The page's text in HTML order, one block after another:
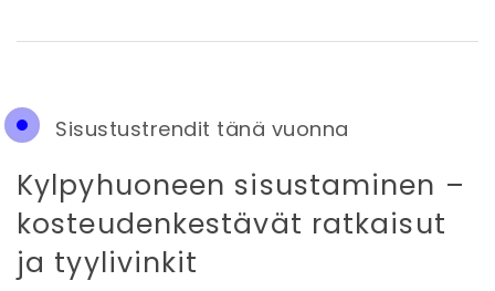
Sisustustrendit tänä vuonna
Kylpyhuoneen sisustaminen –
kosteudenkestävät ratkaisut
ja tyylivinkit